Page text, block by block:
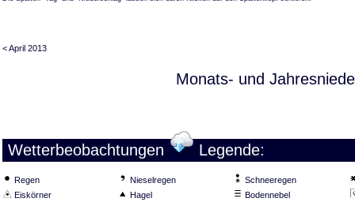
< April 2013
Monats- und
Wetterbeobachtungen Legende:
Regen Nieselregen
Schneeregen
Eiskörner
Hagel
Bodennebel